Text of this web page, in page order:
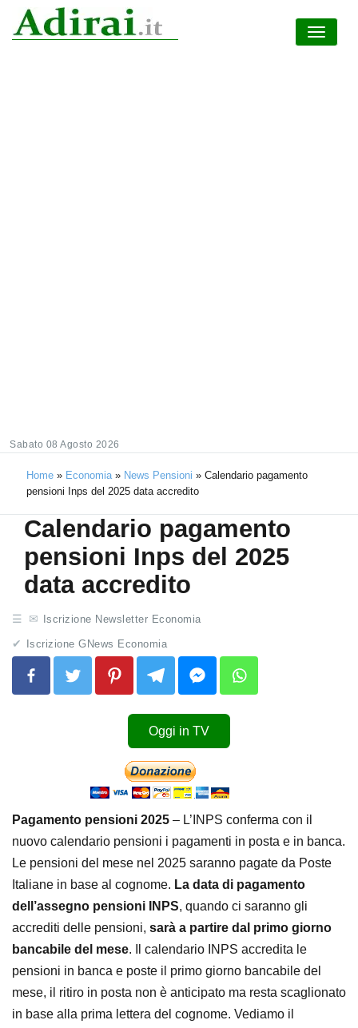
Sabato 08 Agosto 2026
Home » Economia» News Pensioni » Calendario pagamento
pensioni Inps del 2025 data accredito
Calendario pagamento
pensioni Inps del 2025
data accredito
Iscrizione Newsletter Economia
Iscrizione GNews Economia
Oggi in TV
Pagamento pensioni 2025 – L’INPS conferma con il
nuovo calendario pensioni i pagamenti in posta e in banca.
Le pensioni del mese nel 2025 saranno pagate da Poste
Italiane in base al cognome. La data di pagamento
dell’assegno pensioni INPS, quando ci saranno gli
accrediti delle pensioni, sarà a partire dal primo giorno
bancabile del mese. Il calendario INPS accredita le
pensioni in banca e poste il primo giorno bancabile del
mese, il ritiro in posta non è anticipato ma resta scaglionato
in base alla prima lettera del cognome. Vediamo il